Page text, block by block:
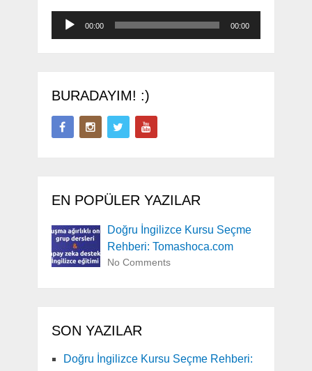
Ses
00:00 00:00
BURADAYIM! :)
EN POPÜLER YAZILAR
Doğru İngilizce Kursu Seçme
Rehberi: Tomashoca.com
No Comments
SON YAZILAR
Doğru İngilizce Kursu Seçme Rehberi: